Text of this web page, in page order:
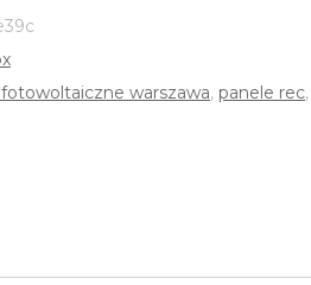
warszawa, panele rec,